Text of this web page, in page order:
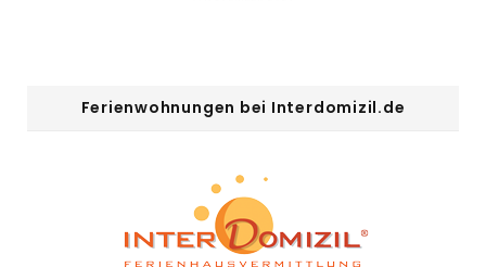
Ferienwohnungen bei Interdomizil.de